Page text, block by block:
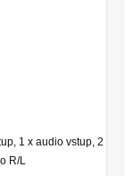
1 x audio vstup, 2
R/L